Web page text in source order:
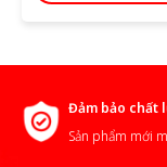
Đảm bảo chất
Sản phẩm mới